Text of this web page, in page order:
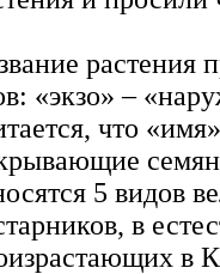
растения
«экзо» –
что
5 видов
в
в